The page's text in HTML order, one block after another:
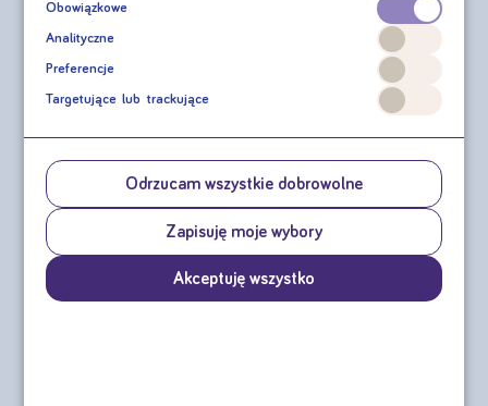
NUTRIDRINK PROTEIN 125 ML
Smak mokka
Obowiązkowe
Analityczne
Preferencje
Targetujące lub trackujące
Odrzucam wszystkie dobrowolne
Zapisuję moje wybory
Akceptuję wszystko